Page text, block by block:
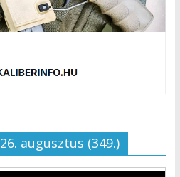
augusztus (349.)